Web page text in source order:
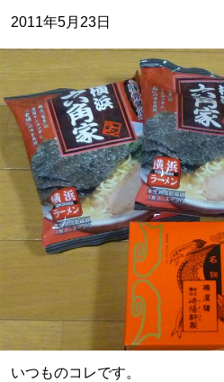
2011年5月23日
いつものコレです。